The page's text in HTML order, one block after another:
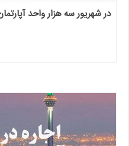
در شهریور سه هزار واحد